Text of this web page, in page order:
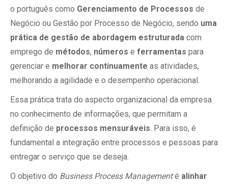
o português como Gerenciamento de Processos de
Negócio ou Gestão por Processo de Negócio, sendo uma
prática de gestão de abordagem estruturada com
emprego de métodos, números e ferramentas para
gerenciar e melhorar continuamente as atividades,
melhorando a agilidade e o desempenho operacional.
Essa prática trata do aspecto organizacional da empresa
no conhecimento de informações, que permitam a
definição de processos mensuráveis. Para isso, é
fundamental a integração entre processos e pessoas para
entregar o serviço que se deseja.
O objetivo do Business Process Managementé alinhar